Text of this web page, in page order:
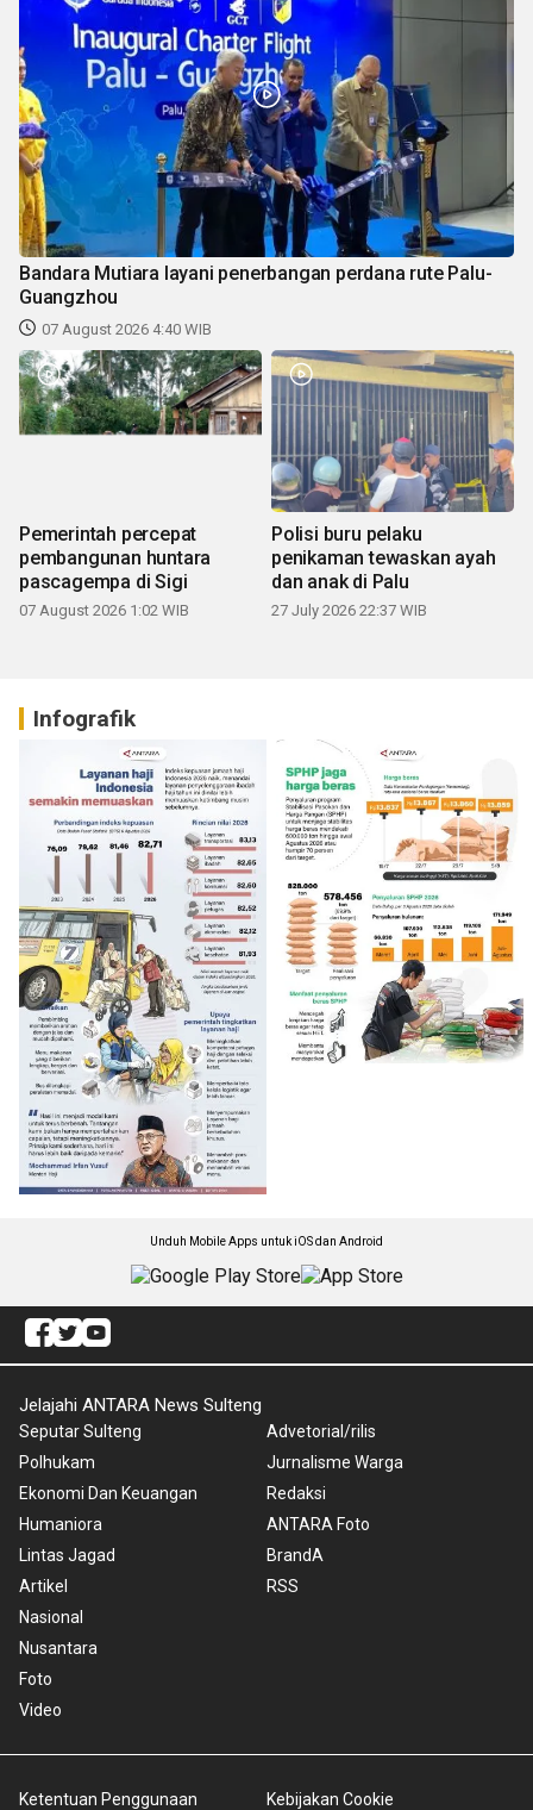
Bandara Mutiara layani penerbangan perdana rute Palu-
Guangzhou
07 August 2026 4:40 WIB
Pemerintah percepat
pembangunan huntara
pascagempa di Sigi
07 August 2026 1:02 WIB
Polisi buru pelaku
penikaman tewaskan ayah
dan anak di Palu
27 July 2026 22:37 WIB
Infografik
Unduh Mobile Apps untuk iOS dan Android
Jelajahi ANTARA News Sulteng
Seputar Sulteng
Polhukam
Ekonomi Dan Keuangan
Humaniora
Lintas Jagad
Artikel
Nasional
Nusantara
Foto
Video
Advetorial/rilis
Jurnalisme Warga
Redaksi
ANTARA Foto
BrandA
RSS
Ketentuan Penggunaan Kebijakan Cookie